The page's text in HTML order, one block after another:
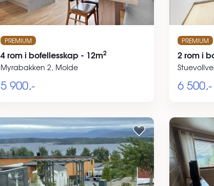
PREMIUM
4 rom i bofellesskap - 12m2
Myrabakken 2, Molde
5 900,-
PREMIUM
2 rom i
6 500,-